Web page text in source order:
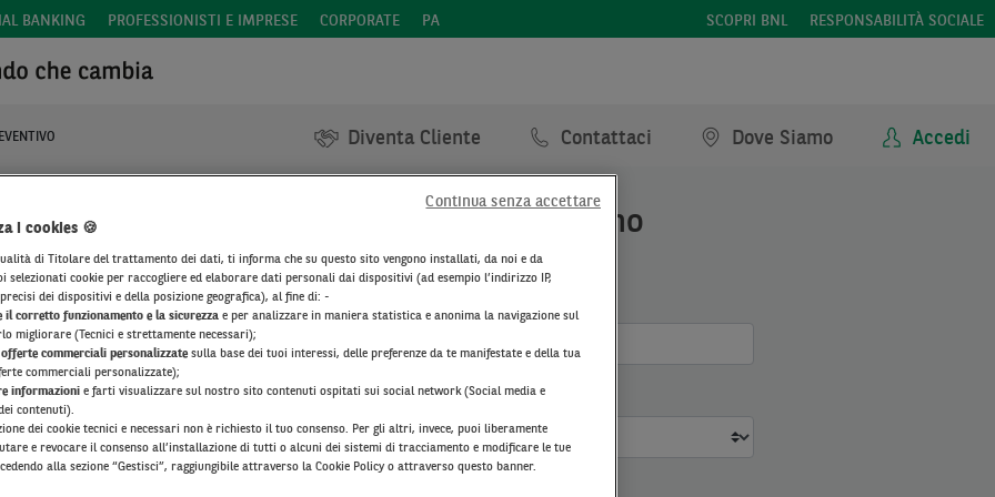
BANKING PROFESSIONISTI E IMPRESE CORPORATE PA RESPONSABILITÀ SOCIALE
SCOPRI BNL
Accedi
Dove Siamo
Contattaci
Diventa Cliente
un preventivo gratuito e senza impegno
COGNOME(*)
PROVINCIA(*)
i cookies 🍪
di Titolare del trattamento dei dati, ti informa che su questo sito vengono installati, da noi e da
selezionati cookie per raccogliere ed elaborare dati personali dai dispositivi (ad esempio l’indirizzo IP,
dei dispositivi e della posizione geografica), al fine di: -
il corretto funzionamento e la sicurezza e per analizzare in maniera statistica e anonima la navigazione sul
migliorare (Tecnici e strettamente necessari);
commerciali personalizzate sulla base dei tuoi interessi, delle preferenze da te manifestate e della tua
commerciali personalizzate);
informazioni e farti visualizzare sul nostro sito contenuti ospitati sui social network (Social media e
contenuti).
dei cookie tecnici e necessari non è richiesto il tuo consenso. Per gli altri, invece, puoi liberamente
e revocare il consenso all’installazione di tutti o alcuni dei sistemi di tracciamento e modificare le tue
alla sezione “Gestisci”, raggiungibile attraverso la Cookie Policy o attraverso questo banner.
Continua senza accettare